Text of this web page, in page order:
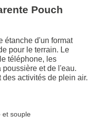
Pouch
étanche d'un format
pour le terrain. Le
téléphone, les
et de l'eau.
activités de plein air.
et souple